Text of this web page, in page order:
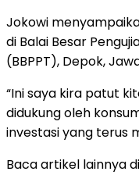
Jokowi
di Balai Besar
(BBPPT), Depok,
“Ini saya kira patut
didukung oleh
investasi yang terus
Baca artikel lainnya